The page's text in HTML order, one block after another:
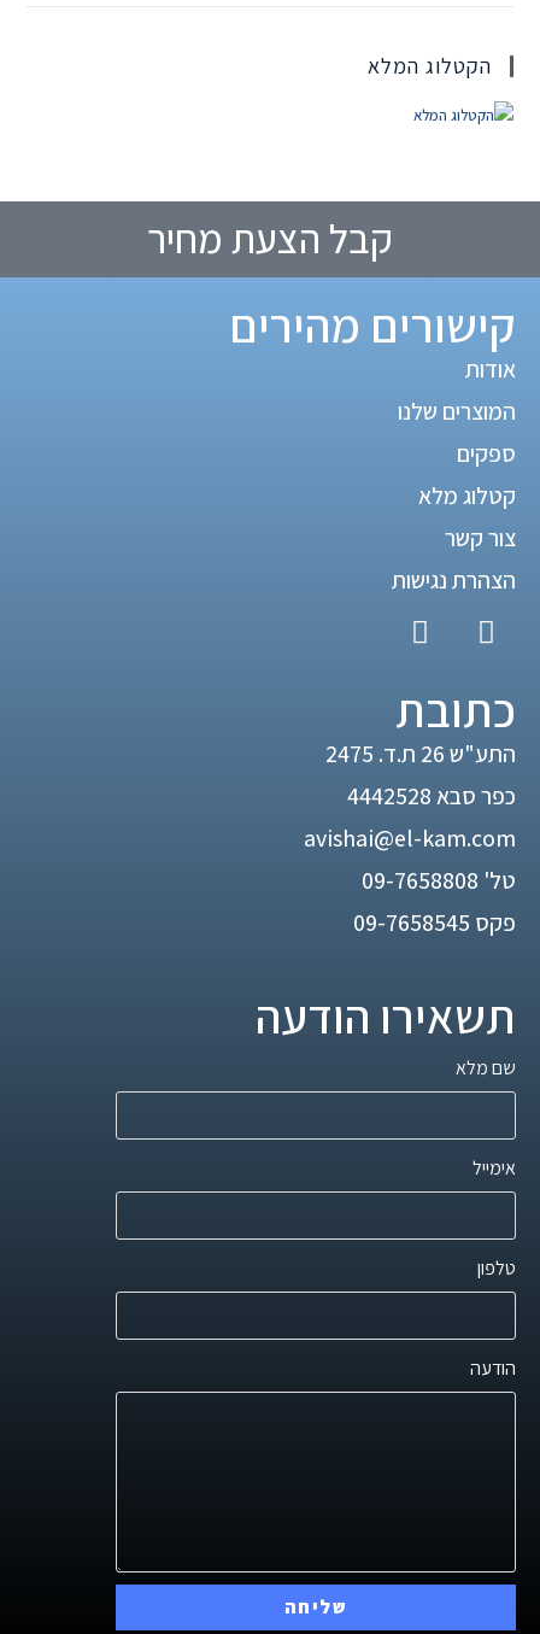
הקטלוג המלא
קבל הצעת מחיר
קישורים מהירים
אודות
המוצרים שלנו
ספקים
קטלוג מלא
צור קשר
הצהרת נגישות
כתובת
התע"ש 26 ת.ד. 2475
כפר סבא 4442528
avishai@el-kam.com
טל' 09-7658808
פקס 09-7658545
תשאירו הודעה
שם מלא
אימייל
טלפון
הודעה